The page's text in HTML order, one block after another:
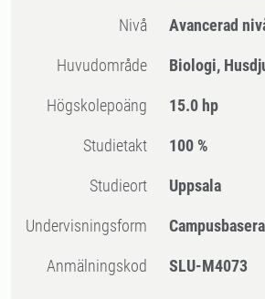
Nivå Avancerad
Huvudområde Biologi,
högskolepoäng 15.0 hp
Studietakt 100 %
Studieort Uppsala
Undervisningsform
Anmälningskod SLU-M4073